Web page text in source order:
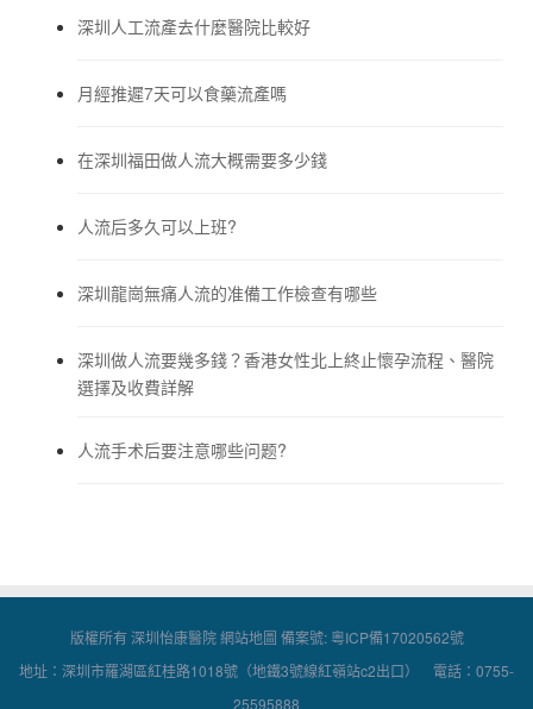
深圳人工流產去什麼醫院比較好
月經推遲7天可以食藥流產嗎
在深圳福田做人流大概需要多少錢
人流后多久可以上班?
深圳龍崗無痛人流的准備工作檢查有哪些
深圳做人流要幾多錢？香港女性北上終止懷孕流程、醫院
選擇及收費詳解
人流手术后要注意哪些问题?
版權所有 深圳怡康醫院網站地圖 備案號:粵ICP備17020562號
地址：深圳市羅湖區紅桂路1018號（地鐵3號線紅嶺站c2出口） 電話：0755-
25595888